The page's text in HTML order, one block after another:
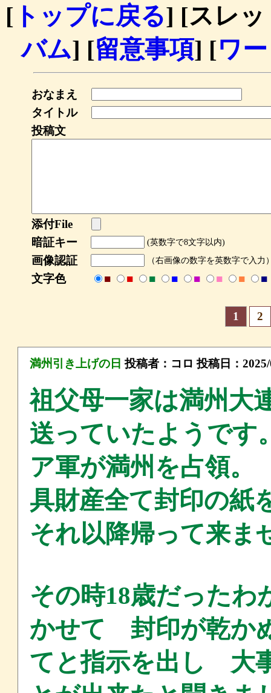
[ トップに戻る] [スレ
バム] [留意事項] [ワ
おなまえ
タイトル
投稿文
添付File
暗証キー
(英数字で8文字以内)
画像認証 （右画像の数字を英数字で入力
文字色 ■ ■ ■ ■ ■ ■ ■ ■
1 2
満州引き上げの日 投稿者： コロ 投稿日：
祖父母一家は満州
送っていたようです
ア軍が満州を占領
具財産全て封印の
それ以降帰って来ま
その時18歳だったわ
かせて 封印が乾か
てと指示を出し 大